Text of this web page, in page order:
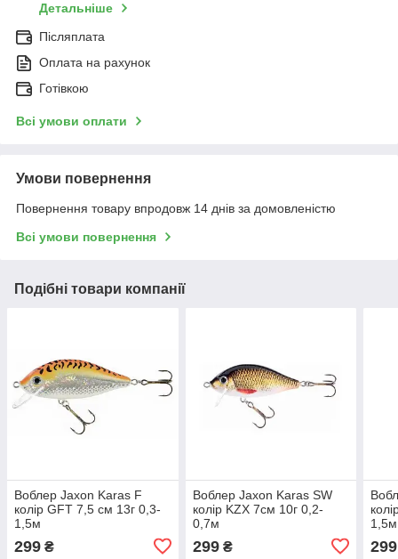
Детальніше
Післяплата
Оплата на рахунок
Готівкою
Всі умови оплати
Умови повернення
Повернення товару впродовж 14 днів за домовленістю
Всі умови повернення
Подібні товари компанії
Воблер Jaxon Karas F
колір GFT 7,5 см 13г 0,3-
1,5м
299 ₴
Воблер Jaxon Karas SW
колір KZX 7см 10г 0,2-
0,7м
299₴
1,5м
299